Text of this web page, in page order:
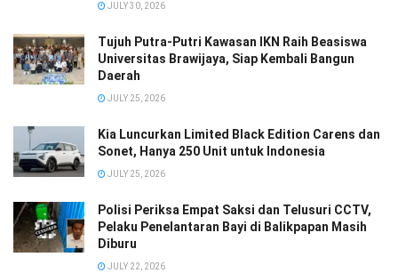
JULY 30, 2026
Tujuh Putra-Putri Kawasan IKN Raih Beasiswa
Universitas Brawijaya, Siap Kembali Bangun
Daerah
JULY 25, 2026
Kia Luncurkan Limited Black Edition Carens dan
Sonet, Hanya 250 Unit untuk Indonesia
JULY 25, 2026
Polisi Periksa Empat Saksi dan Telusuri CCTV,
Pelaku Penelantaran Bayi di Balikpapan Masih
Diburu
JULY 22, 2026